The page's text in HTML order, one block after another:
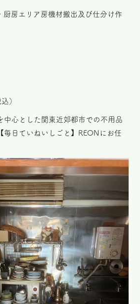
房エリア房機材搬出及び仕分け作
）
心とした関東近郊都市での不用品
毎日ていねいしごと】REONにお任